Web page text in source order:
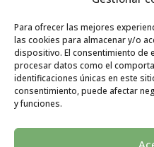
Para ofrecer las mejores
las cookies para almacenar y/o
dispositivo. El consentimiento de
procesar datos como el
identificaciones únicas en este
consentimiento, puede afectar
y funciones.
(datos almacenados sólo
y olvido de tus datos.